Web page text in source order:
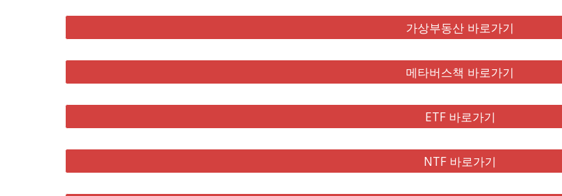
가상부동산 바로가기
메타버스책 바로가기
ETF 바로가기
NTF 바로가기